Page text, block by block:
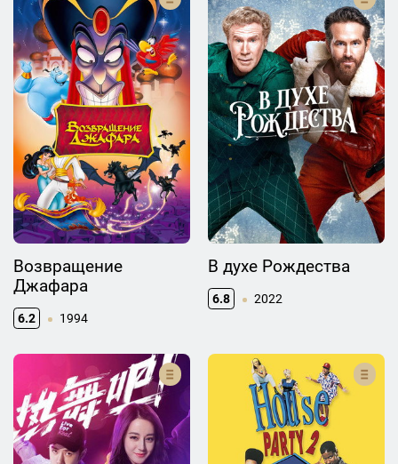
Возвращение
Джафара
6.2 1994
В духе Рождества
6.8 2022